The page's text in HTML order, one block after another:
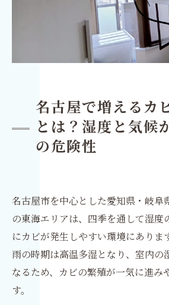
名古屋で増えるカ
とは？湿度と気候
の危険性
名古屋市を中心とした愛知県・岐阜
の東海エリアは、四季を通して湿度
にカビが発生しやすい環境にありま
雨の時期は高温多湿となり、室内の
なるため、カビの繁殖が一気に進み
す。